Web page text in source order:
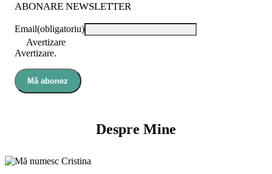
ABONARE NEWSLETTER
Email(obligatoriu)
Avertizare
Avertizare.
Mă abonez
Despre Mine